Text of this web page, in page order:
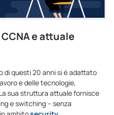
e attuale
di questi 20 anni si è adattato
e delle tecnologie,
sua struttura attuale fornisce
e switching – senza